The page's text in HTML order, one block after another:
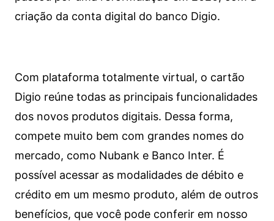
criação da conta digital do banco Digio.
Com plataforma totalmente virtual, o cartão
Digio reúne todas as principais funcionalidades
dos novos produtos digitais. Dessa forma,
compete muito bem com grandes nomes do
mercado, como Nubank e Banco Inter. É
possível acessar as modalidades de débito e
crédito em um mesmo produto, além de outros
benefícios, que você pode conferir em nosso